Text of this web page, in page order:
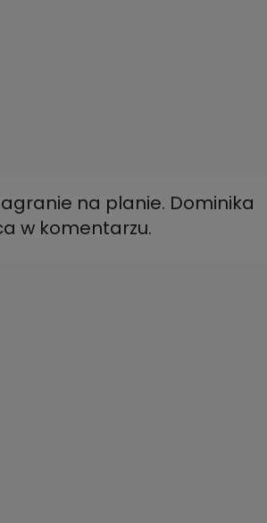
na planie. Dominika
w komentarzu.